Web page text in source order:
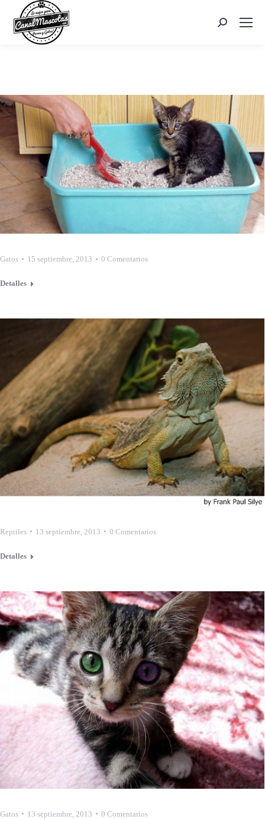
Search:
Gatos 15 septiembre, 2013 0 Comentarios
Detalles
Reptiles 13 septiembre, 2013 0 Comentarios
Detalles
Gatos 13 septiembre, 2013 0 Comentarios